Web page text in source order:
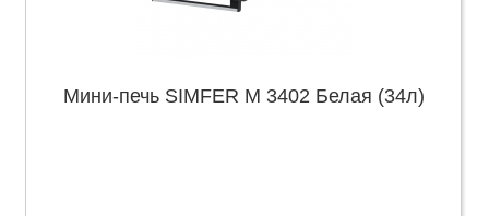
Мини-печь SIMFER M 3402 Белая (34л)